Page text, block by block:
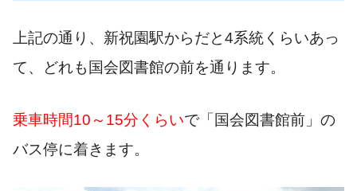
上記の通り、新祝園駅からだと4系統くらいあっ
て、どれも国会図書館の前を通ります。
乗車時間10～15分くらいで「国会図書館前」の
バス停に着きます。